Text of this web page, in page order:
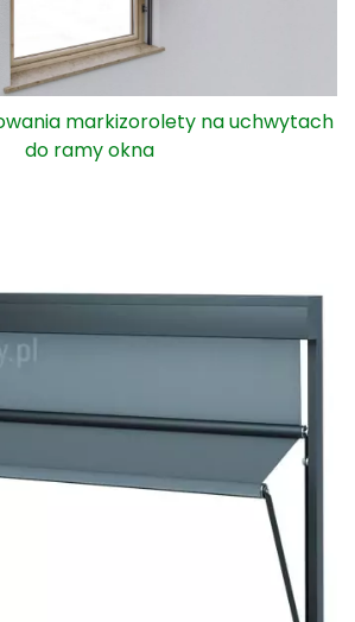
markizorolety na uchwytach
do ramy okna